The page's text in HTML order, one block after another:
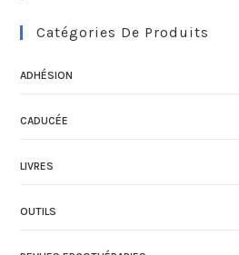
Catégories De Produits
ADHÉSION
CADUCÉE
LIVRES
OUTILS